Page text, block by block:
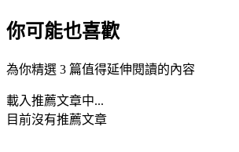
你可能也喜歡
為你精選 3 篇值得延伸閱讀的內容
載入推薦文章中...
目前沒有推薦文章